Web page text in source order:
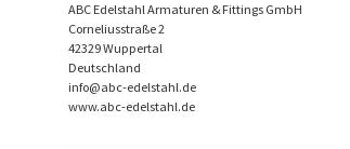
ABC Edelstahl Armaturen & Fittings GmbH
Corneliusstraße 2
42329 Wuppertal
Deutschland
info@abc-edelstahl.de
www.abc-edelstahl.de